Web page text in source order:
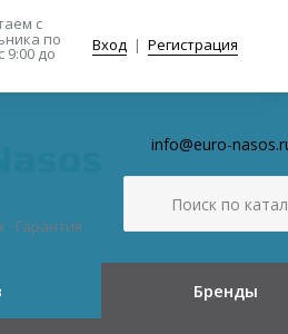
с
по
9:00 до Вход | Регистрация
Гарантия
info@euro-
Бренды